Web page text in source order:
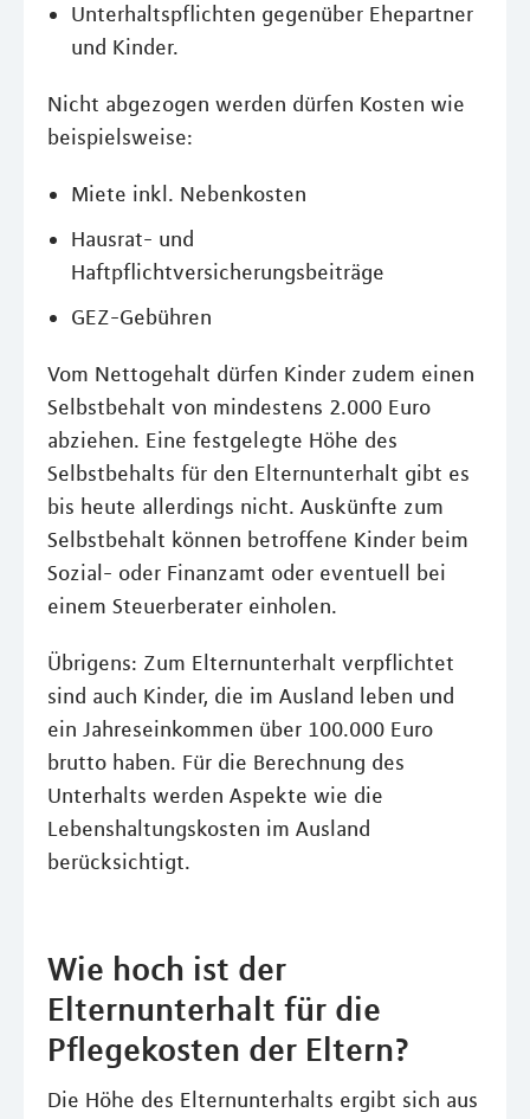
Unterhaltspflichten gegenüber Ehepartner
und Kinder.
Nicht abgezogen werden dürfen Kosten wie
beispielsweise:
Miete inkl. Nebenkosten
Hausrat- und
Haftpflichtversicherungsbeiträge
GEZ-Gebühren
Vom Nettogehalt dürfen Kinder zudem einen
Selbstbehalt von mindestens 2.000 Euro
abziehen. Eine festgelegte Höhe des
Selbstbehalts für den Elternunterhalt gibt es
bis heute allerdings nicht. Auskünfte zum
Selbstbehalt können betroffene Kinder beim
Sozial- oder Finanzamt oder eventuell bei
einem Steuerberater einholen.
Übrigens: Zum Elternunterhalt verpflichtet
sind auch Kinder, die im Ausland leben und
ein Jahreseinkommen über 100.000 Euro
brutto haben. Für die Berechnung des
Unterhalts werden Aspekte wie die
Lebenshaltungskosten im Ausland
berücksichtigt.
Wie hoch ist der
Elternunterhalt für die
Pflegekosten der Eltern?
Die Höhe des Elternunterhalts ergibt sich aus